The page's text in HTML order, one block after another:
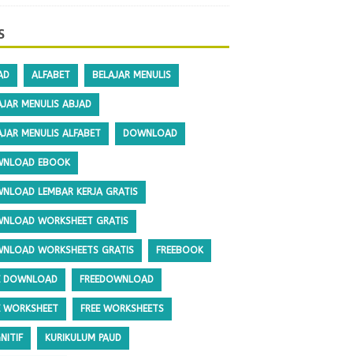
ALFABET BELAJAR MENULIS
MENULIS ABJAD
MENULIS ALFABET DOWNLOAD
EBOOK
LEMBAR KERJA GRATIS
WORKSHEET GRATIS
WORKSHEETS GRATIS FREEBOOK
DOWNLOAD FREEDOWNLOAD
WORKSHEET FREE WORKSHEETS
KURIKULUM PAUD